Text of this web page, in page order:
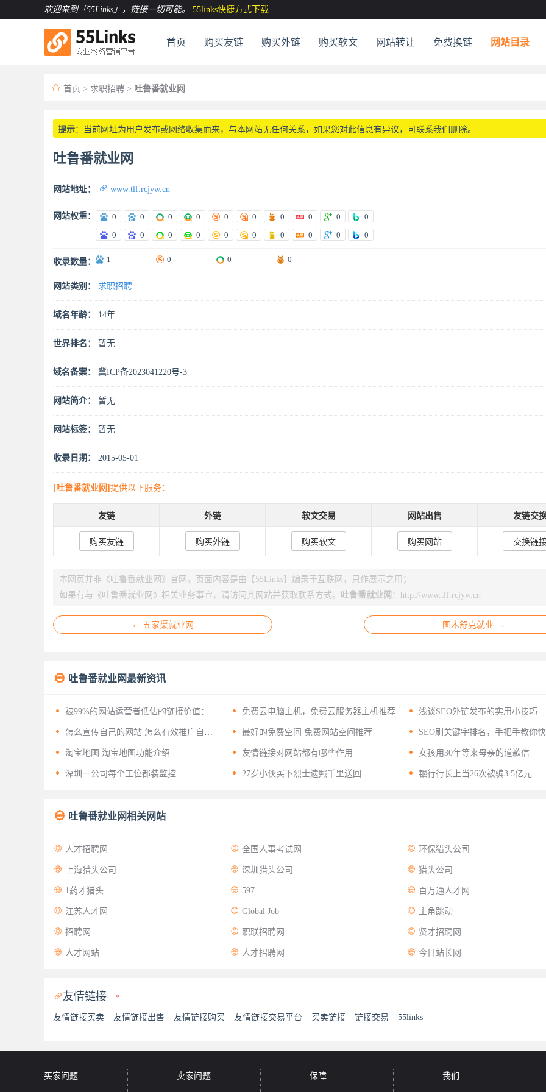
欢迎来到「55Links」 ，链接一切可能。 55links快捷方式下载
首页 购买友链 购买外链 购买软文 网站转让 免费换链 网站目录
 首页 > 求职招聘 > 吐鲁番就业网
提示：当前网址为用户发布或网络收集而来，与本网站无任何关系，如果您对此信息有异议，可联系我们删除。
吐鲁番就业网
网站地址：  www.tlf.rcjyw.cn
网站权重： 0 0 0 0 0 0 0 0 0
0
0
0 0 0 0 0 0 0 0 0
收录数量： 1 0 0 0
网站类别： 求职招聘
域名年龄： 14年
世界排名： 暂无
域名备案： 冀ICP备2023041220号-3
网站简介： 暂无
网站标签： 暂无
收录日期： 2015-05-01
[吐鲁番就业网] 提供以下服务：
友链 外链 软文交易 网站出售 友链交
购买友链 购买外链 购买软文 购买网站 交换链
本网页并非《吐鲁番就业网》官网，页面内容是由【55Links】编录于互联网，只作展示之用；
如果有与《吐鲁番就业网》相关业务事宜，请访问其网站并获取联系方式。 吐鲁番就业网 ： http://www.tlf.rcjyw.cn
← 五家渠就业网 图木舒克就业 →
 吐鲁番就业网最新资讯
 被99%的网站运营者低估的链接价值：揭
开友情链接背后的十二层战略意义
 免费云电脑主机，免费云服务器主机推荐  浅谈SEO外链发布的实用小技巧
 怎么宣传自己的网站 怎么有效推广自己
的网站？
 最好的免费空间 免费网站空间推荐  SEO刷关键字排名，手把手教你
关键词排名
 淘宝地图 淘宝地图功能介绍  友情链接对网站都有哪些作用  女孩用30年等来母亲的道歉信
 深圳一公司每个工位都装监控  27岁小伙买下烈士遗照千里送回  银行行长上当26次被骗3.5亿元
 吐鲁番就业网相关网站
 人才招聘网  全国人事考试网  环保猎头公司
 上海猎头公司  深圳猎头公司  猎头公司
 1药才猎头  597  百万通人才网
 江苏人才网  Global Job  主角跳动
 招聘网  职联招聘网  贤才招聘网
 人才网站  人才招聘网  今日站长网
友情链接 *
友情链接买卖 友情链接出售 友情链接购买 友情链接交易平台 买卖链接 链接交易 55links
买家问题 卖家问题 保障 我们